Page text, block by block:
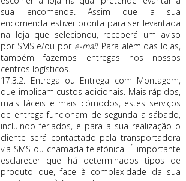
sua encomenda. Assim que a sua
encomenda estiver pronta para ser levantada
na loja que selecionou, receberá um aviso
por SMS e/ou por e-mail. Para além das lojas,
também fazemos entregas nos nossos
centros logísticos.
17.3.2. Entrega ou Entrega com Montagem,
que implicam custos adicionais. Mais rápidos,
mais fáceis e mais cómodos, estes serviços
de entrega funcionam de segunda a sábado,
incluindo feriados, e para a sua realização o
cliente será contactado pela transportadora
via SMS ou chamada telefónica. É importante
esclarecer que há determinados tipos de
produto que, face à complexidade da sua